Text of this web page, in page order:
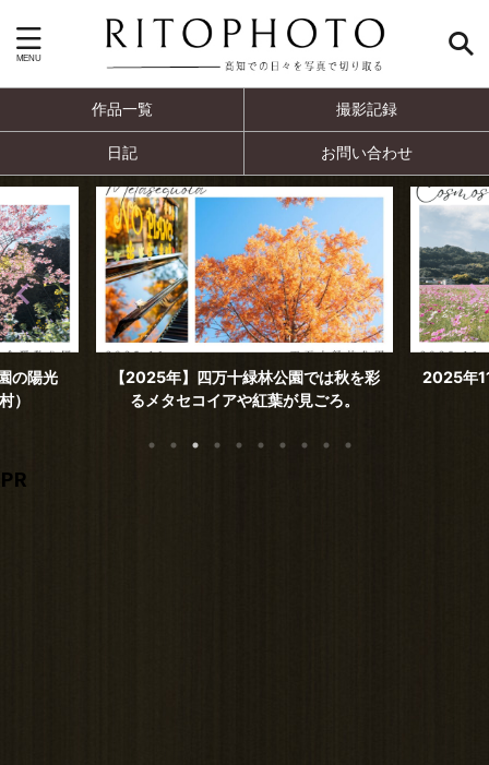
作品一覧 撮影記録
日記 お問い合わせ
秋を彩
ろ。
2025年11月撮影 見頃を迎えた高須のコ
スモス（高知市）
2025年
PR